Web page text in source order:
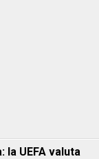
la UEFA valuta